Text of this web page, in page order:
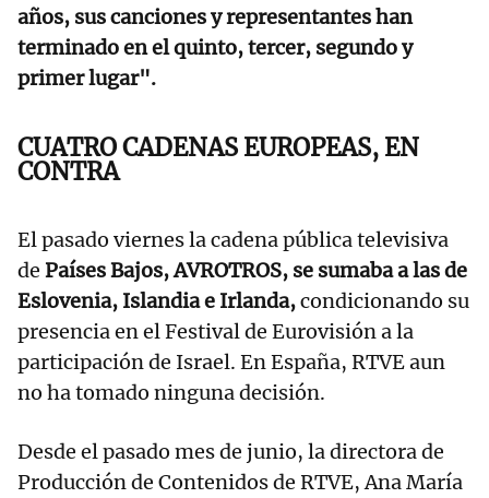
años, sus canciones y representantes han
terminado en el quinto, tercer, segundo y
primer lugar".
CUATRO CADENAS EUROPEAS, EN
CONTRA
El pasado viernes la cadena pública televisiva
de Países Bajos, AVROTROS, se sumaba a las de
Eslovenia, Islandia e Irlanda,condicionando su
presencia en el Festival de Eurovisión a la
participación de Israel. En España, RTVE aun
no ha tomado ninguna decisión.
Desde el pasado mes de junio, la directora de
Producción de Contenidos de RTVE, Ana María